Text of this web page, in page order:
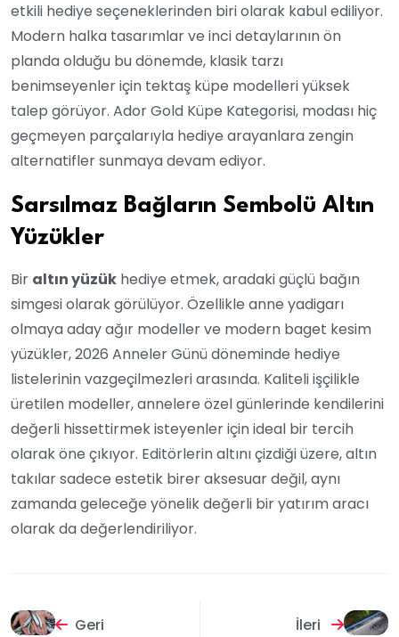
etkili hediye seçeneklerinden biri olarak kabul ediliyor.
Modern halka tasarımlar ve inci detaylarının ön
planda olduğu bu dönemde, klasik tarzı
benimseyenler için tektaş küpe modelleri yüksek
talep görüyor. Ador Gold Küpe Kategorisi, modası hiç
geçmeyen parçalarıyla hediye arayanlara zengin
alternatifler sunmaya devam ediyor.
Sarsılmaz Bağların Sembolü Altın
Yüzükler
Bir altın yüzük hediye etmek, aradaki güçlü bağın
simgesi olarak görülüyor. Özellikle anne yadigarı
olmaya aday ağır modeller ve modern baget kesim
yüzükler, 2026 Anneler Günü döneminde hediye
listelerinin vazgeçilmezleri arasında. Kaliteli işçilikle
üretilen modeller, annelere özel günlerinde kendilerini
değerli hissettirmek isteyenler için ideal bir tercih
olarak öne çıkıyor. Editörlerin altını çizdiği üzere, altın
takılar sadece estetik birer aksesuar değil, aynı
zamanda geleceğe yönelik değerli bir yatırım aracı
olarak da değerlendiriliyor.
Geri İleri